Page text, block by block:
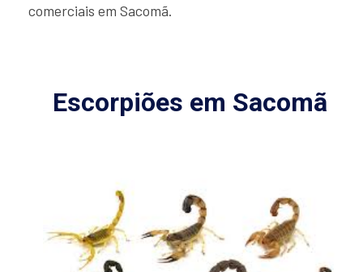
comerciais em Sacomã.
Escorpiões em Sacomã